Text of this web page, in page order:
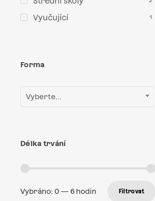
Vyučující 1
Forma
Vyberte...
Délka trvání
Vybráno: 0— 6 hodin Filtrovat